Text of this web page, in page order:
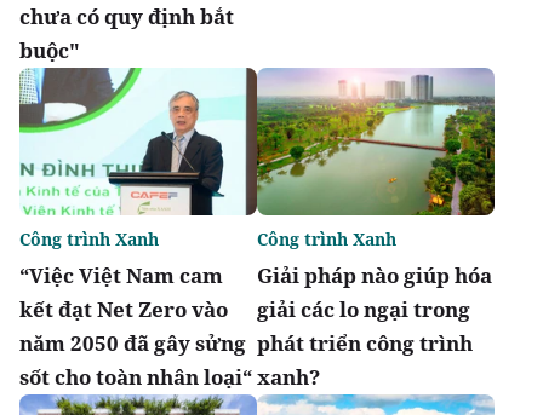
chưa có quy định bắt
buộc"
“Việc Việt Nam cam
kết đạt Net Zero vào
năm 2050 đã gây sửng
sốt cho toàn nhân loại“
Công trình Xanh
Giải pháp nào giúp hóa
giải các lo ngại trong
phát triển công trình
xanh?
Công trình Xanh